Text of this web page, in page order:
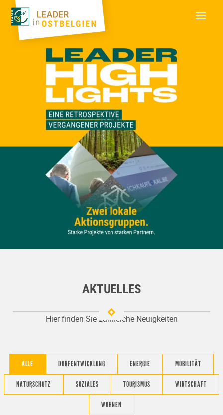
AKTUELLES
Hier finden Sie zahlreiche Neuigkeiten
ALLE DORFENTWICKLUNG ENERGIE MOBILITÄT
NATURSCHUTZ SOZIALES TOURISMUS WIRTSCHAFT
WOHNEN